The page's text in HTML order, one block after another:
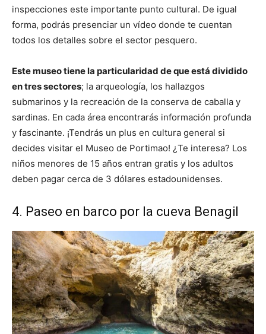
inspecciones este importante punto cultural. De igual
forma, podrás presenciar un vídeo donde te cuentan
todos los detalles sobre el sector pesquero.
Este museo tiene la particularidad de que está dividido
en tres sectores; la arqueología, los hallazgos
submarinos y la recreación de la conserva de caballa y
sardinas. En cada área encontrarás información profunda
y fascinante. ¡Tendrás un plus en cultura general si
decides visitar el Museo de Portimao! ¿Te interesa? Los
niños menores de 15 años entran gratis y los adultos
deben pagar cerca de 3 dólares estadounidenses.
4. Paseo en barco por la cueva Benagil